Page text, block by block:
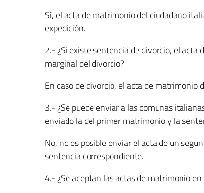
Sí, el acta de matrimonio del ciudadano
expedición.
2.- ¿Si existe sentencia de divorcio, el
marginal del divorcio?
En caso de divorcio, el acta de
3.- ¿Se puede enviar a las comunas
enviado la del primer matrimonio y la
No, no es posible enviar el acta de un
sentencia correspondiente.
4.- ¿Se aceptan las actas de matrimonio